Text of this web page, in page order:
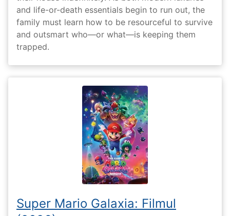
and life-or-death essentials begin to run out, the
family must learn how to be resourceful to survive
and outsmart who—or what—is keeping them
trapped.
Super Mario Galaxia: Filmul